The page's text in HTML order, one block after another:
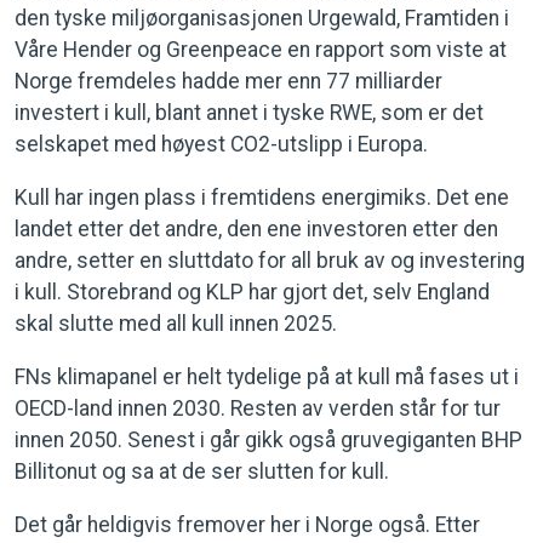
den tyske miljøorganisasjonen Urgewald, Framtiden i
Våre Hender og Greenpeace en rapport som viste at
Norge fremdeles hadde mer enn 77 milliarder
investert i kull, blant annet i tyske RWE, som er det
selskapet med høyest CO2-utslipp i Europa.
Kull har ingen plass i fremtidens energimiks. Det ene
landet etter det andre, den ene investoren etter den
andre, setter en sluttdato for all bruk av og investering
i kull. Storebrand og KLP har gjort det, selv England
skal slutte med all kull innen 2025.
FNs klimapanel er helt tydelige på at kull må fases ut i
OECD-land innen 2030. Resten av verden står for tur
innen 2050. Senest i går gikk også gruvegiganten BHP
Billitonut og sa at de ser slutten for kull.
Det går heldigvis fremover her i Norge også. Etter